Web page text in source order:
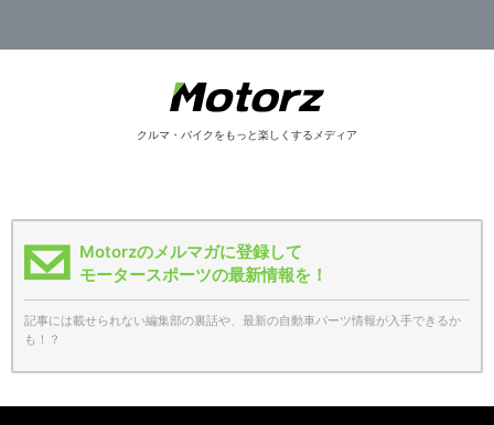
クルマ・バイクをもっと楽しくするメディア
Motorzのメルマガに登録して
モータースポーツの最新情報を！
記事には載せられない編集部の裏話や、最新の自動車パーツ情報が入手できるか
も！？